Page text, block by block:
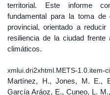
territorial. Este informe
fundamental para la toma
provincial, orientado a
resiliencia de la ciudad
climáticos.
xmlui.dri2xhtml.METS-1.0.item-
Martínez, H., Jones, M. E.,
García Aráoz, E., Cuneo, L.